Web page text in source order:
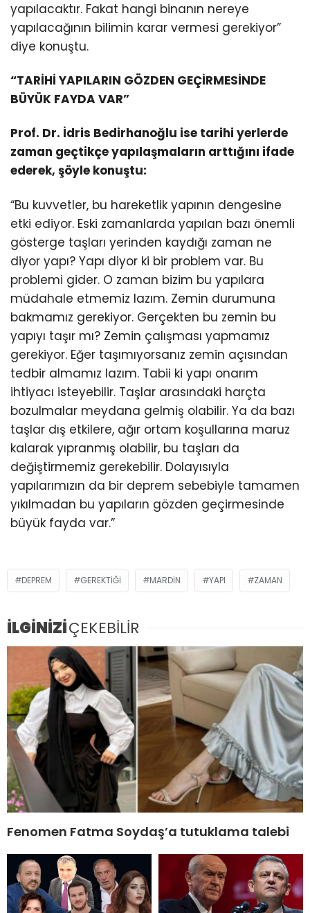
yapılacaktır. Fakat hangi binanın nereye
yapılacağının bilimin karar vermesi gerekiyor”
diye konuştu.
“TARİHİ YAPILARIN GÖZDEN GEÇİRMESİNDE
BÜYÜK FAYDA VAR”
Prof. Dr. İdris Bedirhanoğlu ise tarihi yerlerde
zaman geçtikçe yapılaşmaların arttığını ifade
ederek, şöyle konuştu:
“Bu kuvvetler, bu hareketlik yapının dengesine
etki ediyor. Eski zamanlarda yapılan bazı önemli
gösterge taşları yerinden kaydığı zaman ne
diyor yapı? Yapı diyor ki bir problem var. Bu
problemi gider. O zaman bizim bu yapılara
müdahale etmemiz lazım. Zemin durumuna
bakmamız gerekiyor. Gerçekten bu zemin bu
yapıyı taşır mı? Zemin çalışması yapmamız
gerekiyor. Eğer taşımıyorsanız zemin açısından
tedbir almamız lazım. Tabii ki yapı onarım
ihtiyacı isteyebilir. Taşlar arasındaki harçta
bozulmalar meydana gelmiş olabilir. Ya da bazı
taşlar dış etkilere, ağır ortam koşullarına maruz
kalarak yıpranmış olabilir, bu taşları da
değiştirmemiz gerekebilir. Dolayısıyla
yapılarımızın da bir deprem sebebiyle tamamen
yıkılmadan bu yapıların gözden geçirmesinde
büyük fayda var.”
DEPREM GEREKTIĞI MARDIN YAPI ZAMAN
İLGİNİZİÇEKEBİLİR
Fenomen Fatma Soydaş’a tutuklama talebi